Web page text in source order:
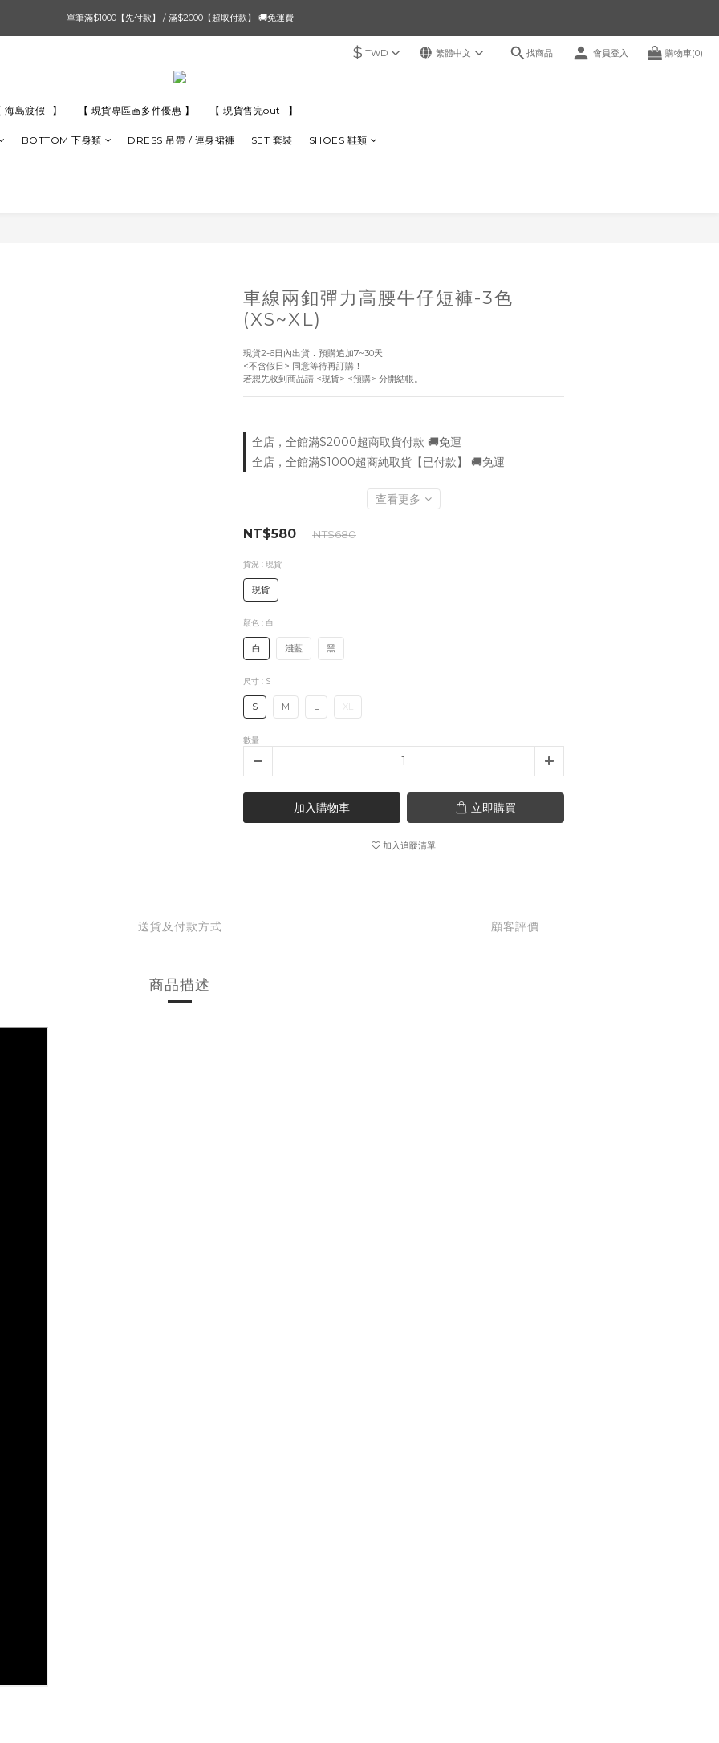
單筆滿$1000【先付款】 / 滿$2000【超取付款】 🚚免運費
單筆滿$1000【先付款】 / 滿$2000【超取付款】 🚚免運費
$ TWD 繁體中文 找商品 會員登入 購物車(0)
海島渡假- 】 【 現貨專區🧺多件優惠 】 【 現貨售完out- 】
BOTTOM 下身類 DRESS 吊帶 / 連身裙褲 SET 套裝 SHOES 鞋類
車線兩釦彈力高腰牛仔短褲-3色
(XS~XL)
現貨2-6日內出貨．預購追加7~30天
<不含假日> 同意等待再訂購！
若想先收到商品請 <現貨> <預購> 分開結帳。
全店，全館滿$2000超商取貨付款 🚚免運
全店，全館滿$1000超商純取貨【已付款】 🚚免運
查看更多
NT$580 NT$680
貨況 : 現貨
現貨
顏色 : 白
白 淺藍 黑
尺寸 : S
S M L XL
數量
加入購物車 立即購買
加入追蹤清單
送貨及付款方式 顧客評價
商品描述